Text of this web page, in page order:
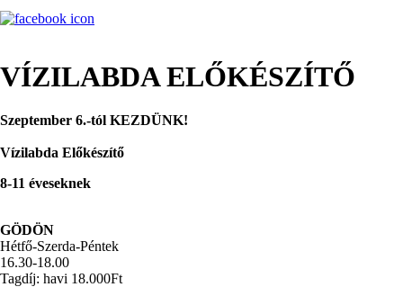
VÍZILABDA ELŐKÉSZÍTŐ
Szeptember 6.-tól KEZDÜNK!
Vízilabda Előkészítő
8-11 éveseknek
GÖDÖN
Hétfő-Szerda-Péntek
16.30-18.00
Tagdíj: havi 18.000Ft